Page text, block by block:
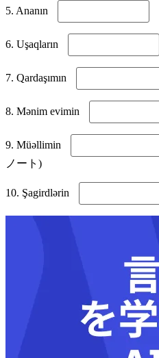
5. Ananın
6. Uşaqların
7. Qardaşımın
8. Mənim evimin
9. Müəllimin
ノート)
10. Şagirdlərin